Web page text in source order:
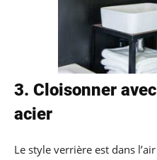
3. Cloisonner
acier
Le style verrière est dans